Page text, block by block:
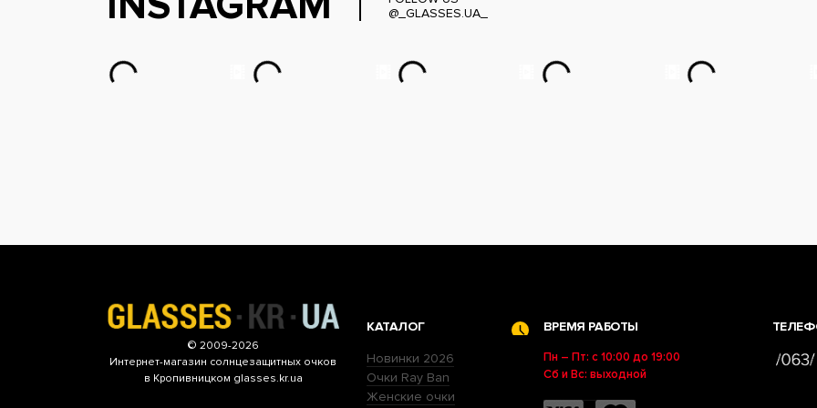
@_GLASSES.UA_
© 2009-2026
Интернет-магазин солнцезащитных очков
в Кропивницком glasses.kr.ua
КАТАЛОГ
Новинки 2026
Очки Ray Ban
Женские очки
ВРЕМЯ РАБОТЫ
Пн – Пт: с 10:00 до 19:00
Сб и Вс: выходной